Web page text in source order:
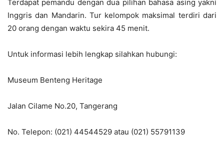
Terdapat pemandu dengan dua pilihan bahasa asing yakni
Inggris dan Mandarin. Tur kelompok maksimal terdiri dari
20 orang dengan waktu sekira 45 menit.
Untuk informasi lebih lengkap silahkan hubungi:
Museum Benteng Heritage
Jalan Cilame No.20, Tangerang
No. Telepon: (021) 44544529 atau (021) 55791139